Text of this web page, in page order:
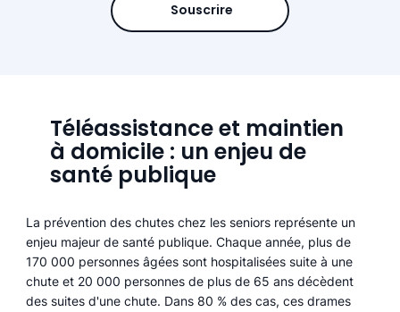
Souscrire
Téléassistance et maintien
à domicile : un enjeu de
santé publique
La prévention des chutes chez les seniors représente un
enjeu majeur de santé publique. Chaque année, plus de
170 000 personnes âgées sont hospitalisées suite à une
chute et 20 000 personnes de plus de 65 ans décèdent
des suites d'une chute. Dans 80 % des cas, ces drames